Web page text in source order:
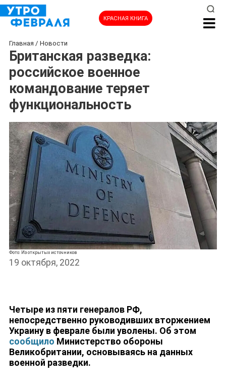
КРАСНАЯ КНИГА
НОВОСТИ
Главная / Новости
Британская разведка:
российское военное
командование теряет
функциональность
Фото: Из открытых источников
19 октября, 2022
Четыре из пяти генералов РФ,
непосредственно руководивших вторжением
Украину в феврале были уволены. Об этом
сообщило Министерство обороны
Великобритании, основываясь на данных
военной разведки.